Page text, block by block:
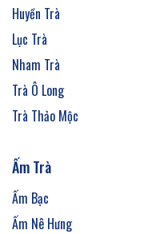
Huyền Trà
Lục Trà
Nham Trà
Trà Ô Long
Trà Thảo Mộc
Ấm Trà
Ấm Bạc
Ấm Nê Hưng